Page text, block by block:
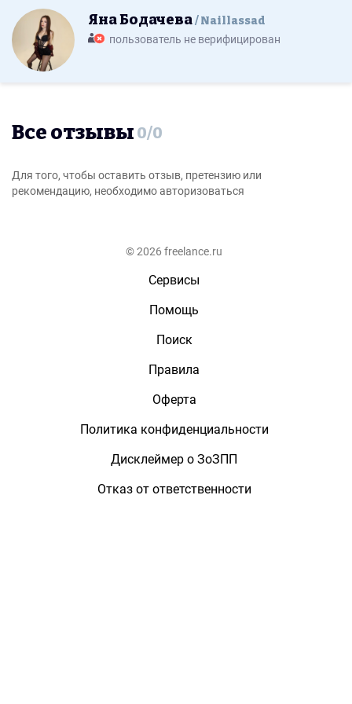
Яна Бодачева Naillassad
пользователь не верифицирован
Все отзывы 0/0
Для того, чтобы оставить отзыв, претензию или
рекомендацию, необходимо авторизоваться
© 2026 freelance.ru
Сервисы
Помощь
Поиск
Правила
Оферта
Политика конфиденциальности
Дисклеймер о ЗоЗПП
Отказ от ответственности